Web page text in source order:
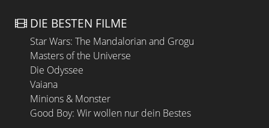
DIE BESTEN FILME
Star Wars: The Mandalorian and Grogu
Masters of the Universe
Die Odyssee
Vaiana
Minions & Monster
Good Boy: Wir wollen nur dein Bestes